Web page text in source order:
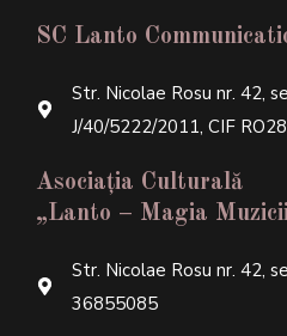
SC Lanto
Str. Nicolae Rosu nr. 42,
J/40/5222/2011, CIF
Asociația Culturală
„Lanto – Magia
Str. Nicolae Rosu nr. 42,
36855085